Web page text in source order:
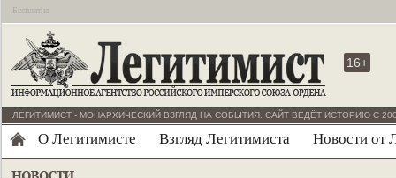
Бесплатно
16+
ЛЕГИТИМИСТ - МОНАРХИЧЕСКИЙ ВЗГЛЯД НА СОБЫТИЯ. САЙТ ВЕДЁТ ИСТОРИЮ С
О Легитимисте Взгляд Легитимиста Новости от